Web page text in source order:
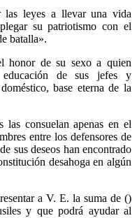
las leyes a llevar una vida
su patriotismo con el
batalla».
honor de su sexo a quien
de sus jefes y
base eterna de la
las consuelan apenas en el
entre los defensores de
sus deseos han encontrado
desahoga en algún
a V. E. la suma de ()
y que podrá ayudar al